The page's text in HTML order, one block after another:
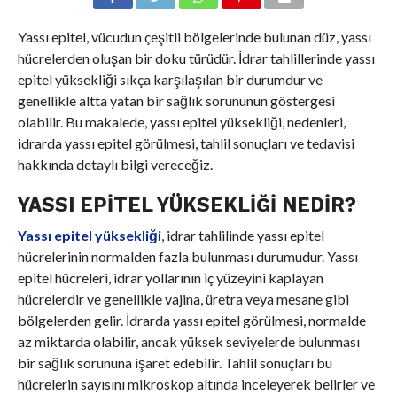
Yassı epitel, vücudun çeşitli bölgelerinde bulunan düz, yassı
hücrelerden oluşan bir doku türüdür. İdrar tahlillerinde yassı
epitel yüksekliği sıkça karşılaşılan bir durumdur ve
genellikle altta yatan bir sağlık sorununun göstergesi
olabilir. Bu makalede, yassı epitel yüksekliği, nedenleri,
idrarda yassı epitel görülmesi, tahlil sonuçları ve tedavisi
hakkında detaylı bilgi vereceğiz.
YASSI EPITEL YÜKSEKLIĞI NEDIR?
Yassı epitel yüksekliği, idrar tahlilinde yassı epitel
hücrelerinin normalden fazla bulunması durumudur. Yassı
epitel hücreleri, idrar yollarının iç yüzeyini kaplayan
hücrelerdir ve genellikle vajina, üretra veya mesane gibi
bölgelerden gelir. İdrarda yassı epitel görülmesi, normalde
az miktarda olabilir, ancak yüksek seviyelerde bulunması
bir sağlık sorununa işaret edebilir. Tahlil sonuçları bu
hücrelerin sayısını mikroskop altında inceleyerek belirler ve